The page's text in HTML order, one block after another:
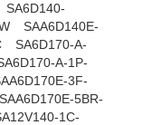
SA6D140-
SAA6D140E-
SA6D170-A-
A-1P-
3F-
SAA6D170E-5BR-
1C-